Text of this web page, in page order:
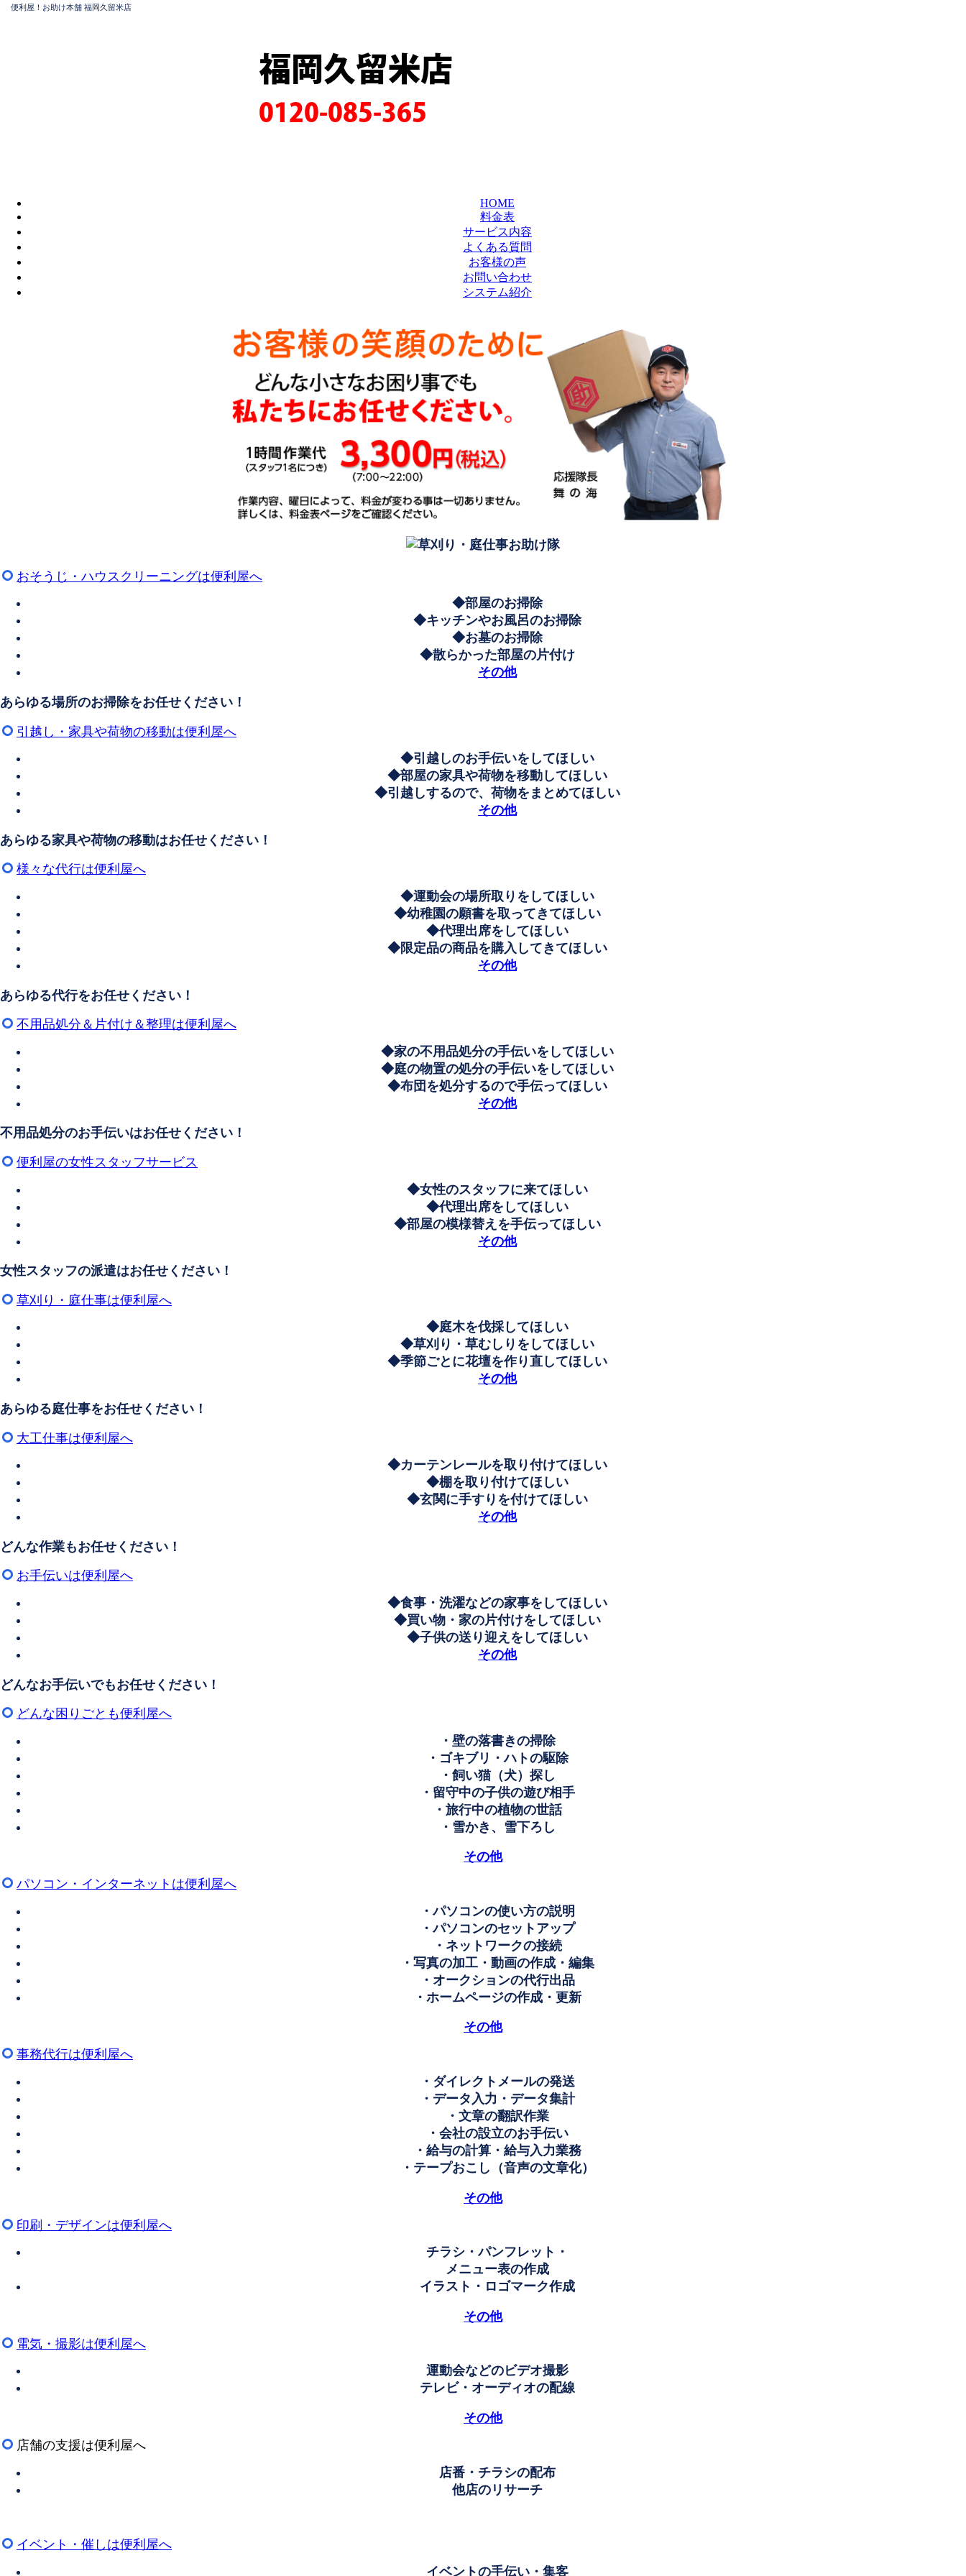
便利屋！お助け本舗 福岡久留米店
福岡久留米店
0120-085-365
HOME
料金表
サービス内容
よくある質問
お客様の声
お問い合わせ
システム紹介
おそうじ・ハウスクリーニングは便利屋へ
◆部屋のお掃除
◆キッチンやお風呂のお掃除
◆お墓のお掃除
◆散らかった部屋の片付け
その他
あらゆる場所のお掃除をお任せください！
引越し・家具や荷物の移動は便利屋へ
◆引越しのお手伝いをしてほしい
◆部屋の家具や荷物を移動してほしい
◆引越しするので、荷物をまとめてほしい
その他
あらゆる家具や荷物の移動はお任せください！
様々な代行は便利屋へ
◆運動会の場所取りをしてほしい
◆幼稚園の願書を取ってきてほしい
◆代理出席をしてほしい
◆限定品の商品を購入してきてほしい
その他
あらゆる代行をお任せください！
不用品処分＆片付け＆整理は便利屋へ
◆家の不用品処分の手伝いをしてほしい
◆庭の物置の処分の手伝いをしてほしい
◆布団を処分するので手伝ってほしい
その他
不用品処分のお手伝いはお任せください！
便利屋の女性スタッフサービス
◆女性のスタッフに来てほしい
◆代理出席をしてほしい
◆部屋の模様替えを手伝ってほしい
その他
女性スタッフの派遣はお任せください！
草刈り・庭仕事は便利屋へ
◆庭木を伐採してほしい
◆草刈り・草むしりをしてほしい
◆季節ごとに花壇を作り直してほしい
その他
あらゆる庭仕事をお任せください！
大工仕事は便利屋へ
◆カーテンレールを取り付けてほしい
◆棚を取り付けてほしい
◆玄関に手すりを付けてほしい
その他
どんな作業もお任せください！
お手伝いは便利屋へ
◆食事・洗濯などの家事をしてほしい
◆買い物・家の片付けをしてほしい
◆子供の送り迎えをしてほしい
その他
どんなお手伝いでもお任せください！
どんな困りごとも便利屋へ
・壁の落書きの掃除
・ゴキブリ・ハトの駆除
・飼い猫（犬）探し
・留守中の子供の遊び相手
・旅行中の植物の世話
・雪かき、雪下ろし
その他
パソコン・インターネットは便利屋へ
・パソコンの使い方の説明
・パソコンのセットアップ
・ネットワークの接続
・写真の加工・動画の作成・編集
・オークションの代行出品
・ホームページの作成・更新
その他
事務代行は便利屋へ
・ダイレクトメールの発送
・データ入力・データ集計
・文章の翻訳作業
・会社の設立のお手伝い
・給与の計算・給与入力業務
・テープおこし（音声の文章化）
その他
印刷・デザインは便利屋へ
チラシ・パンフレット・
メニュー表の作成
イラスト・ロゴマーク作成
その他
電気・撮影は便利屋へ
運動会などのビデオ撮影
テレビ・オーディオの配線
その他
店舗の支援は便利屋へ
店番・チラシの配布
他店のリサーチ
イベント・催しは便利屋へ
イベントの手伝い・集客